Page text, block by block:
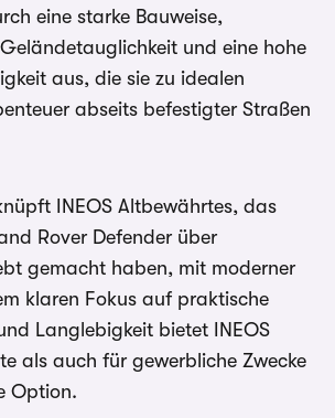
eine starke Bauweise,
und eine hohe
aus, die sie zu idealen
abseits befestigter Straßen
INEOS Altbewährtes, das
Rover Defender über
gemacht haben, mit moderner
klaren Fokus auf praktische
Langlebigkeit bietet INEOS
als auch für gewerbliche Zwecke
Option.